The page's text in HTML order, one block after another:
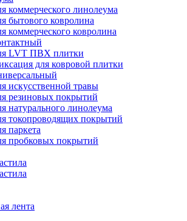
коммерческого линолеума
бытового ковролина
коммерческого ковролина
LVT ПВХ плитки
для ковровой плитки
искусственной травы
резиновых покрытий
натурального линолеума
токопроводящих покрытий
паркета
пробковых покрытий
лента